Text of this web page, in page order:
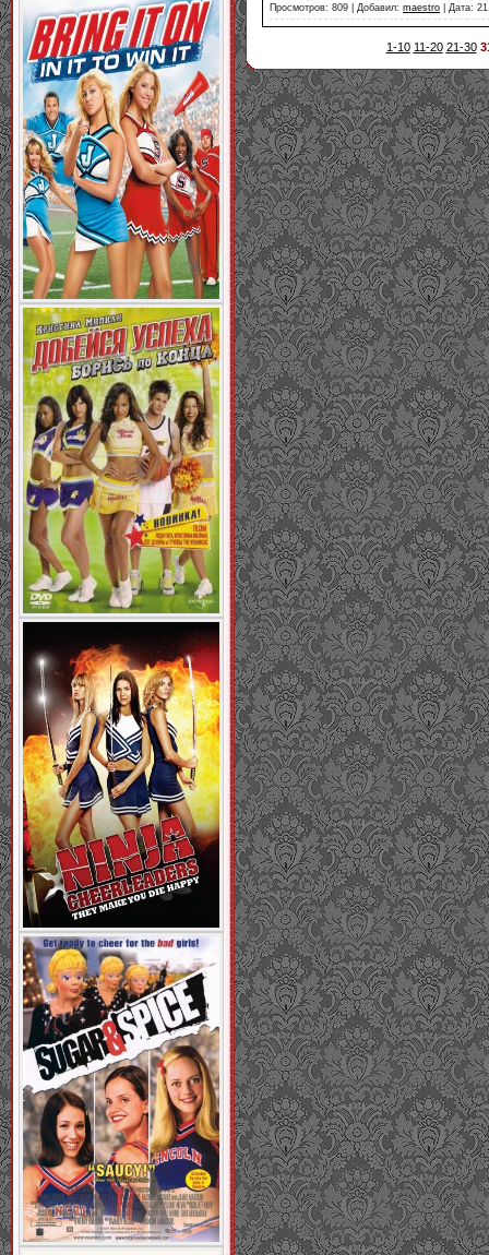
Просмотров: 809 | Добавил: maestro | Дата:
1-10 11-20 21-30